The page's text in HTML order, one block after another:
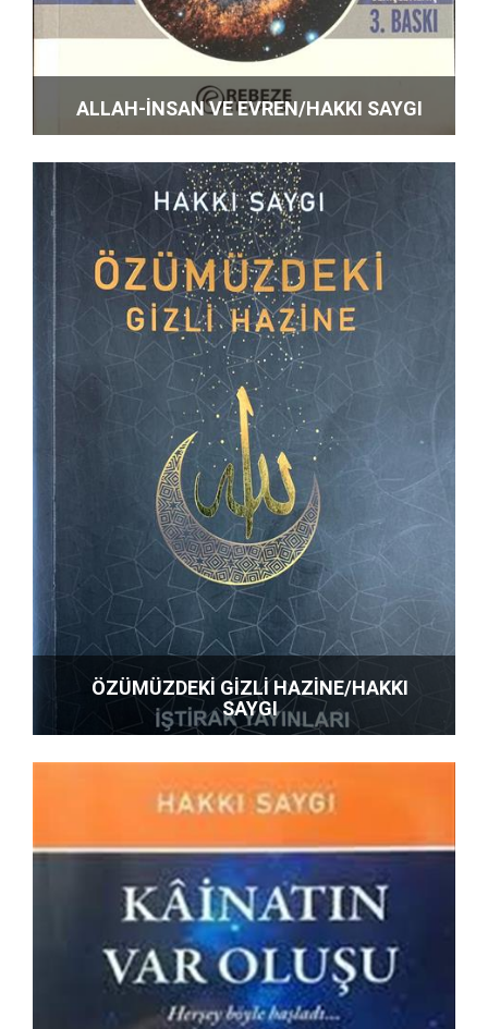
ALLAH-İNSAN VE EVREN/HAKKI SAYGI
ÖZÜMÜZDEKİ GİZLİ HAZİNE/HAKKI
SAYGI